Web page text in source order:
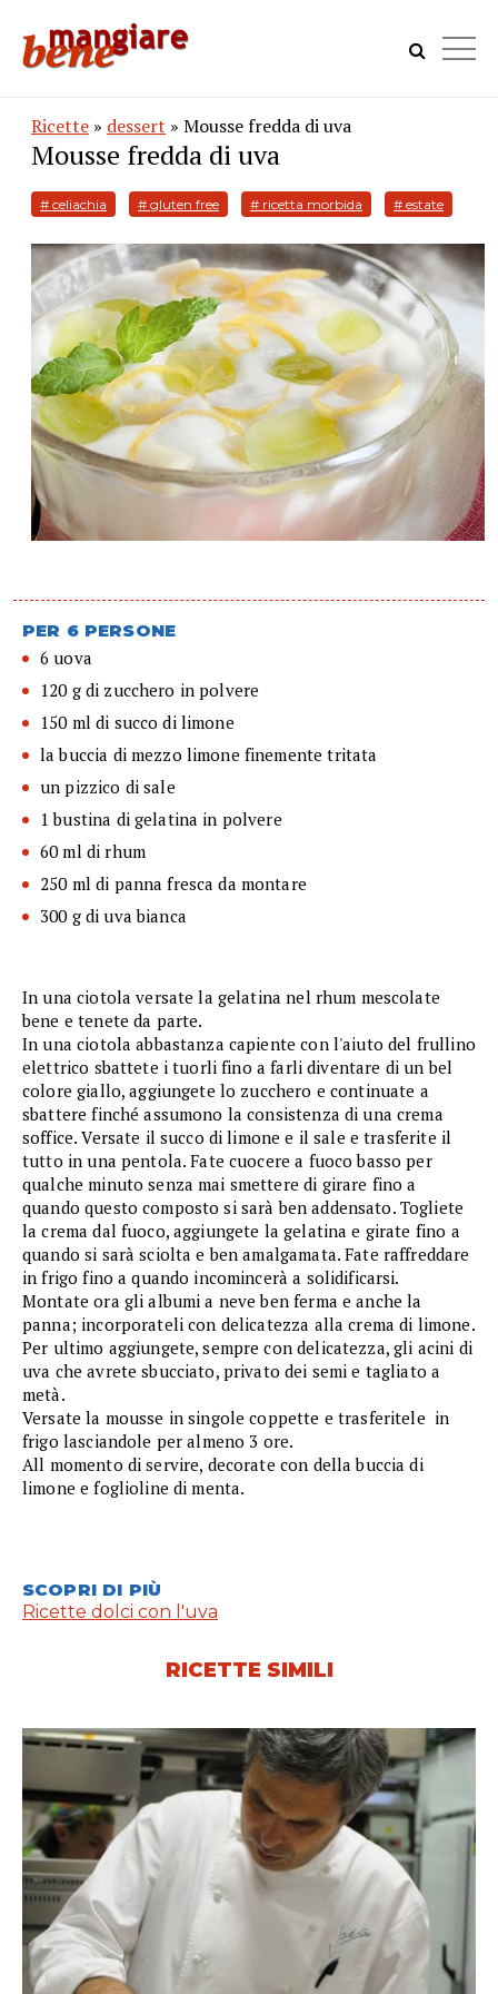
Ricette » dessert » Mousse fredda di uva
Mousse fredda di uva
# celiachia # gluten free # ricetta morbida # estate
PER 6 PERSONE
6 uova
120 g di zucchero in polvere
150 ml di succo di limone
la buccia di mezzo limone finemente tritata
un pizzico di sale
1 bustina di gelatina in polvere
60 ml di rhum
250 ml di panna fresca da montare
300 g di uva bianca
In una ciotola versate la gelatina nel rhum mescolate
bene e tenete da parte.
In una ciotola abbastanza capiente con l'aiuto del frullino
elettrico sbattete i tuorli fino a farli diventare di un bel
colore giallo, aggiungete lo zucchero e continuate a
sbattere finché assumono la consistenza di una crema
soffice. Versate il succo di limone e il sale e trasferite il
tutto in una pentola. Fate cuocere a fuoco basso per
qualche minuto senza mai smettere di girare fino a
quando questo composto si sarà ben addensato. Togliete
la crema dal fuoco, aggiungete la gelatina e girate fino a
quando si sarà sciolta e ben amalgamata. Fate raffreddare
in frigo fino a quando incomincerà a solidificarsi.
Montate ora gli albumi a neve ben ferma e anche la
panna; incorporateli con delicatezza alla crema di limone.
Per ultimo aggiungete, sempre con delicatezza, gli acini di
uva che avrete sbucciato, privato dei semi e tagliato a
metà.
Versate la mousse in singole coppette e trasferitele in
frigo lasciandole per almeno 3 ore.
All momento di servire, decorate con della buccia di
limone e foglioline di menta.
SCOPRI DI PIÙ
Ricette dolci con l'uva
RICETTE SIMILI